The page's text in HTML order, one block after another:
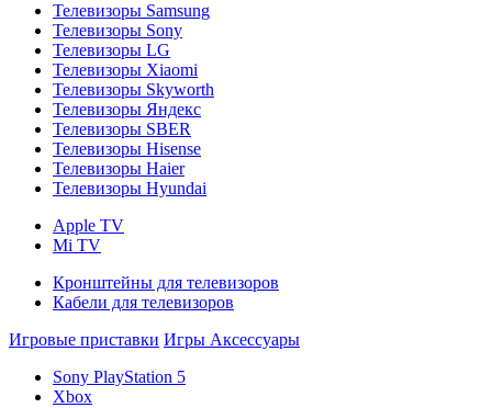
Телевизоры Samsung
Телевизоры Sony
Телевизоры LG
Телевизоры Xiaomi
Телевизоры Skyworth
Телевизоры Яндекс
Телевизоры SBER
Телевизоры Hisense
Телевизоры Haier
Телевизоры Hyundai
Apple TV
Mi TV
Кронштейны для телевизоров
Кабели для телевизоров
Игровые приставки Игры Аксессуары
Sony PlayStation 5
Xbox